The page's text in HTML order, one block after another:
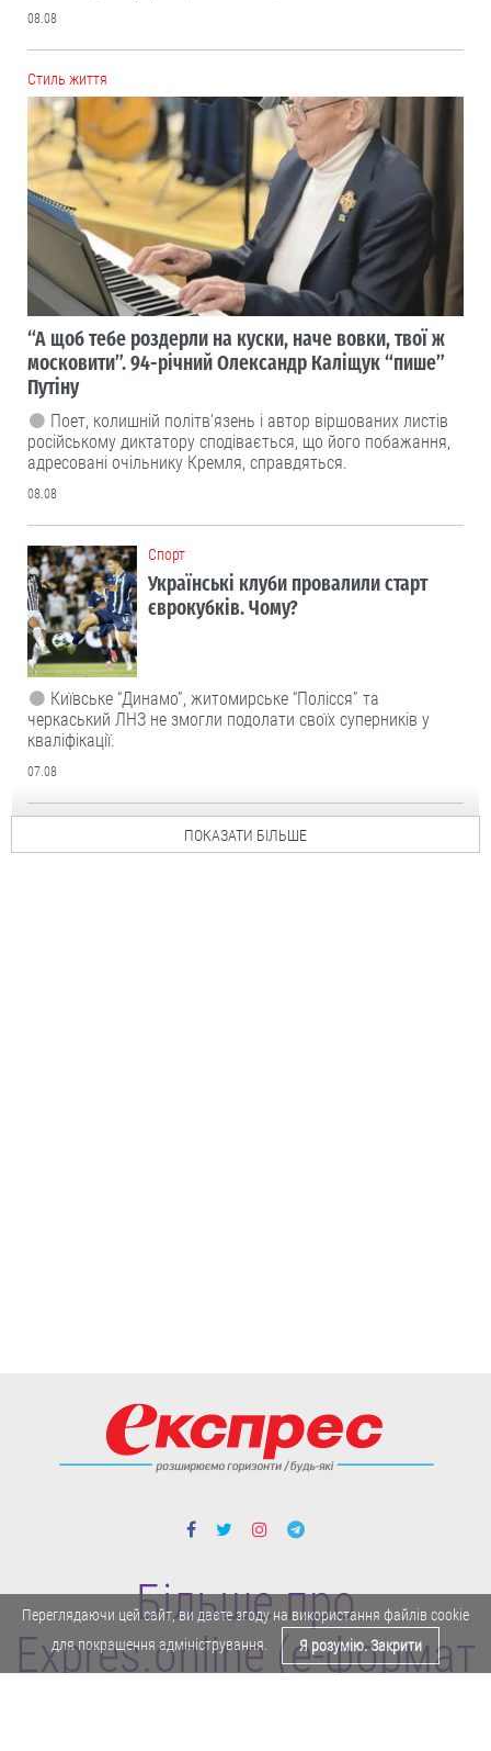
08.08
Cтиль життя
“А щоб тебе роздерли на куски, наче вовки, твої ж
московити”. 94-річний Олександр Каліщук “пише”
Путіну
Поет, колишній політв'язень і автор віршованих листів
російському диктатору сподівається, що його побажання,
адресовані очільнику Кремля, справдяться.
08.08
Cпорт
Українські клуби провалили старт
єврокубків. Чому?
Київське “Динамо”, житомирське “Полісся” та
черкаський ЛНЗ не змогли подолати своїх суперників у
кваліфікації.
07.08
ПОКАЗАТИ БІЛЬШЕ
Більше про
Expres.online (e-формат
Переглядаючи цей сайт, ви даєте згоду на використання файлів cookie
для покращення адміністрування.
Я розумію. Закрити